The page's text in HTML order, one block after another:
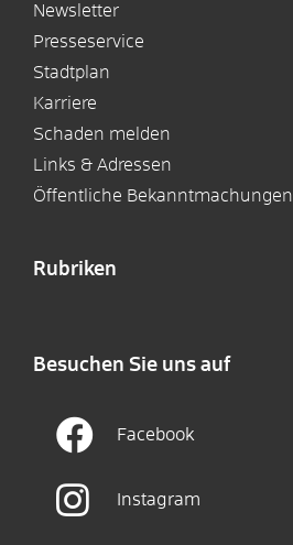
Newsletter
Presseservice
Stadtplan
Karriere
Schaden melden
Links & Adressen
Öffentliche Bekanntmachungen
Rubriken
Besuchen Sie uns auf
Facebook
Instagram